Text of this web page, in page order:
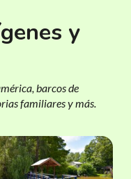
y
barcos de
familiares y más.